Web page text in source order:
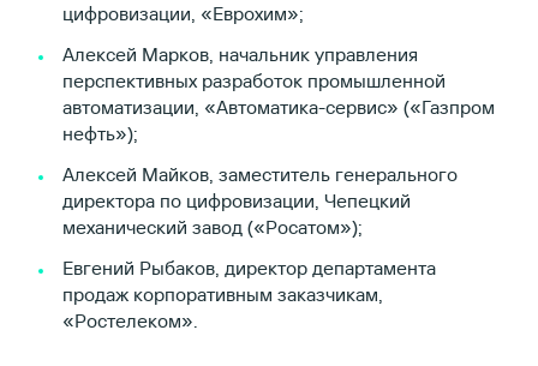
цифровизации, «Еврохим»;
Алексей Марков, начальник управления
перспективных разработок промышленной
автоматизации, «Автоматика-сервис» («Газпром
нефть»);
Алексей Майков, заместитель генерального
директора по цифровизации, Чепецкий
механический завод («Росатом»);
Евгений Рыбаков, директор департамента
продаж корпоративным заказчикам,
«Ростелеком».